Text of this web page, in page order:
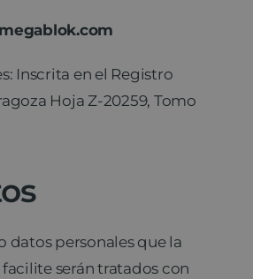
Inscrita en el Registro
Hoja Z-20259, Tomo
datos personales que la
serán tratados con